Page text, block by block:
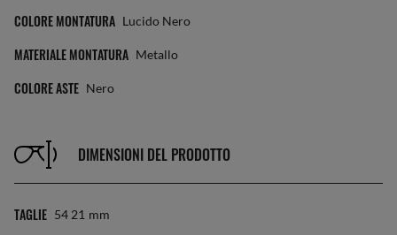
COLORE MONTATURA Lucido Nero
MATERIALE MONTATURA Metallo
COLORE ASTE Nero
DIMENSIONI DEL PRODOTTO
TAGLIE 54 21 Mm